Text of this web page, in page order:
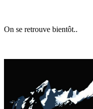
On se retrouve bientôt..